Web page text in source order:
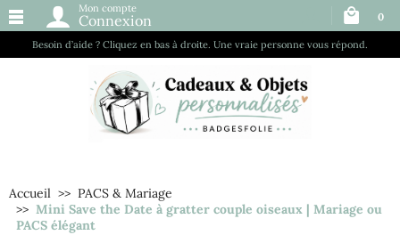
Besoin d’aide ? Cliquez en bas à droite. Une vraie personne vous répond.
Mon compte
Connexion 0
Accueil
PACS & Mariage
Mini Save the Date à gratter couple oiseaux | Mariage ou
PACS élégant